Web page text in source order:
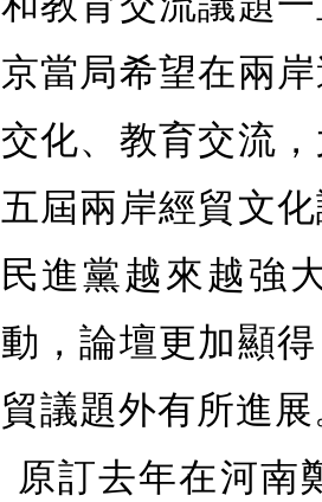
京當局希望在兩
交化、教育交流
五屆兩岸經貿文化
民進黨越來越強
動，論壇更加顯
貿議題外有所進
原訂去年在河南